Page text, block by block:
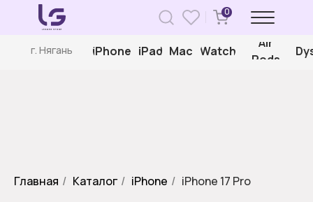
0
iPhone iPad Mac Watch
Air
Pods
г. Нягань
Главная / Каталог / iPhone / iPhone 17 Pro